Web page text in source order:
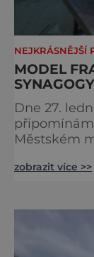
NEJKRÁSNĚJŠÍ
MODEL
Dne 27.
Městském
nacisty zničena v
některé
zobrazit více >>